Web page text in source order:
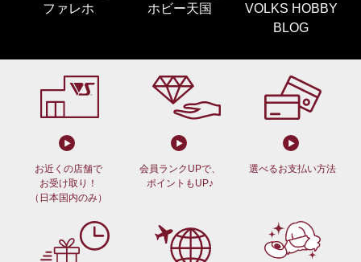
ファレホ ホビー天国
VOLKS HOBBY
BLOG
お近くの店舗で
お受け取り！
（日本国内のみ）
会員ランクUPで、
ポイントもUP♪
選べるお支払い方法